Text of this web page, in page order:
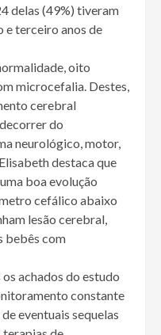
delas (49%) tiveram
e terceiro anos de
oito
microcefalia. Destes,
cerebral
do
neurológico, motor,
destaca que
boa evolução
cefálico abaixo
lesão cerebral,
bebês com
achados do estudo
constante
eventuais sequelas